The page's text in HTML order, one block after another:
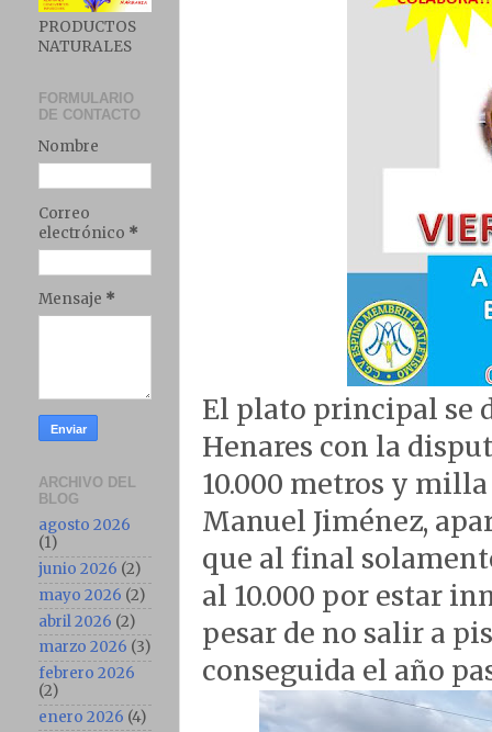
El plato principal se
Henares con la
10.000 metros y
Manuel Jiménez,
que al final
al 10.000 por estar
pesar de no salir a
conseguida el año
PRODUCTOS
NATURALES
FORMULARIO
DE CONTACTO
Nombre
Correo
electrónico *
Mensaje *
ARCHIVO DEL
BLOG
agosto 2026
(1)
junio 2026 (2)
mayo 2026 (2)
abril 2026 (2)
marzo 2026 (3)
febrero 2026
(2)
enero 2026 (4)